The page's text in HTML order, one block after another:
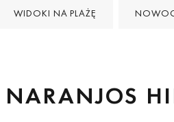
WIDOKI NA PLAŻĘ